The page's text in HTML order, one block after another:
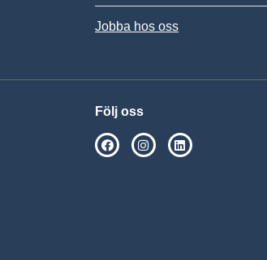
Jobba hos oss
Följ oss
SPSM på Facebook
SPSM på Instagram